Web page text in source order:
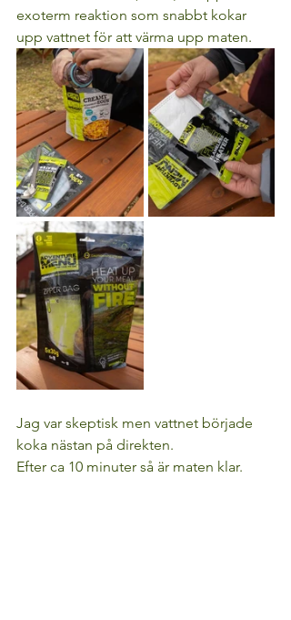
exoterm reaktion som snabbt kokar
upp vattnet för att värma upp maten.
Jag var skeptisk men vattnet började
koka nästan på direkten.
Efter ca 10 minuter så är maten klar.